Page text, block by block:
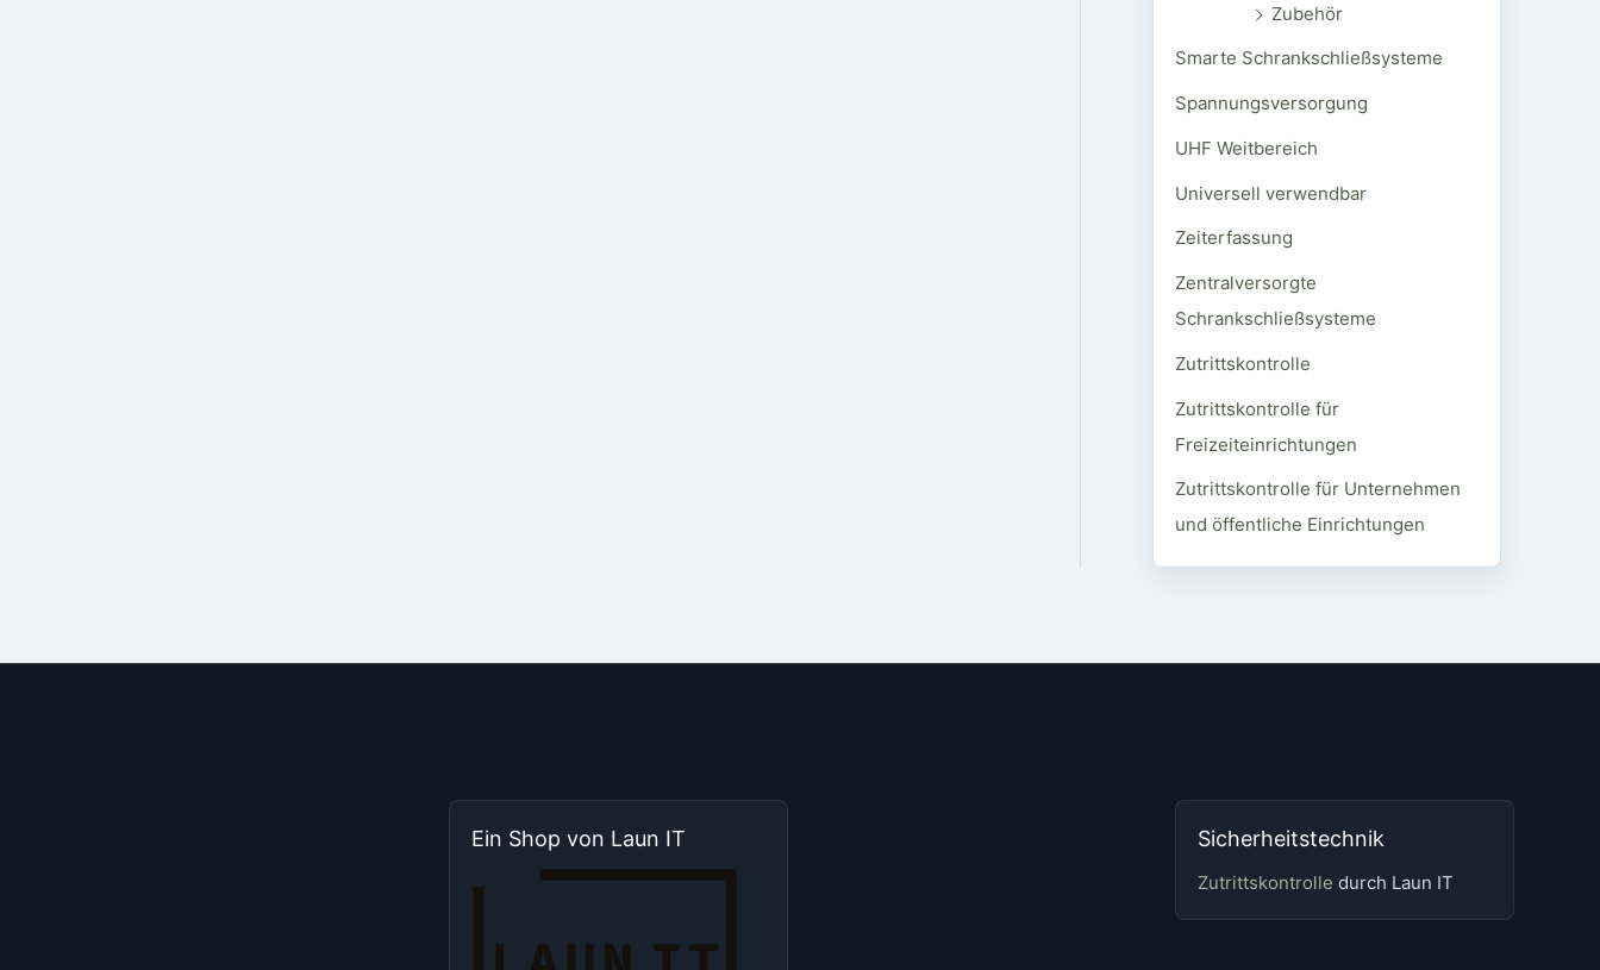
Zubehör
Smarte Schrankschließsysteme
Spannungsversorgung
UHF Weitbereich
Universell verwendbar
Zeiterfassung
Zentralversorgte
Schrankschließsysteme
Zutrittskontrolle
Zutrittskontrolle für
Freizeiteinrichtungen
Zutrittskontrolle für Unternehmen
und öffentliche Einrichtungen
Ein Shop von Laun IT Sicherheitstechnik
Zutrittskontrolle durch Laun IT